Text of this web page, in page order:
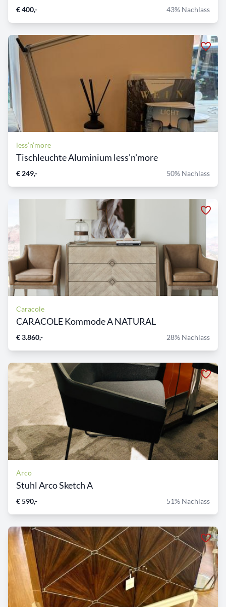
€ 400,- 43% Nachlass
less’n’more
Tischleuchte Aluminium less'n'more
€ 249,- 50% Nachlass
Caracole
CARACOLE Kommode A NATURAL
€ 3.860,- 28% Nachlass
Arco
Stuhl Arco Sketch A
€ 590,- 51% Nachlass